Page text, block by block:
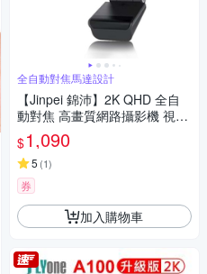
全自動對焦馬達設計
【Jinpei 錦沛】2K QHD 全自
動對焦 高畫質網路攝影機 視訊
鏡頭 視訊攝影機 防窺蓋 JW-07
B-2K-A
$1,090
5 (1)
券
加入購物車